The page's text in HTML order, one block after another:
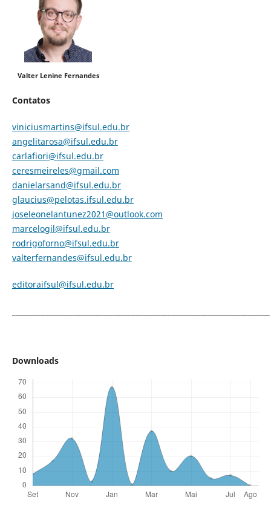
Valter Lenine Fernandes
Contatos
viniciusmartins@ifsul.edu.br
angelitarosa@ifsul.edu.br
carlafiori@ifsul.edu.br
ceresmeireles@gmail.com
danielarsand@ifsul.edu.br
glaucius@pelotas.ifsul.edu.br
joseleonelantunez2021@outlook.com
marcelogil@ifsul.edu.br
rodrigoforno@ifsul.edu.br
valterfernandes@ifsul.edu.br
editoraifsul@ifsul.edu.br
Downloads